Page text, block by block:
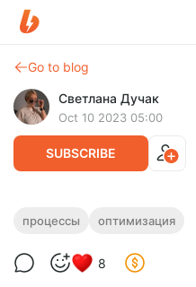
Go to blog
Светлана Дучак
Oct 10 2023 05:00
SUBSCRIBE
Как ускорить
Показываю на примере
процессы оптимизация
8